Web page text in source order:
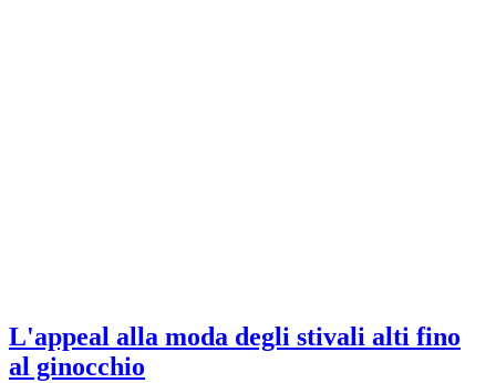
L'appeal alla moda degli stivali alti fino
al ginocchio